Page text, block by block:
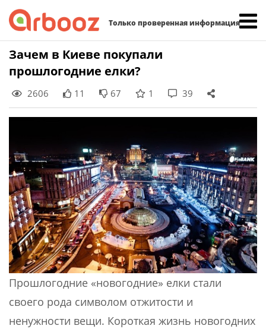
Только проверенная информация
Skip
content
Зачем в Киеве покупали
прошлогодние елки?
2606 11 67 1 39
Прошлогодние «новогодние» елки стали
своего рода символом отжитости и
ненужности вещи. Короткая жизнь новогодних
Найти: